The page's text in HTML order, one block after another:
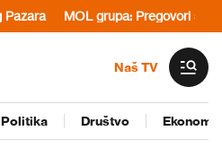
MOL grupa: Pregovori sa
Naš TV
Politika Društvo